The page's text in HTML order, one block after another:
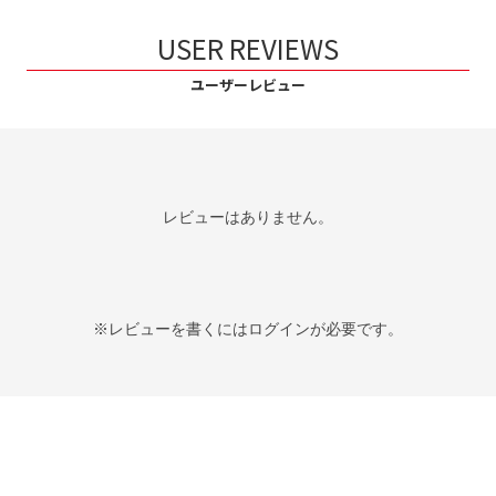
USER REVIEWS
ユーザーレビュー
レビューはありません。
※レビューを書くにはログインが必要です。